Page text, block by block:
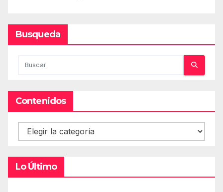
Busqueda
Contenidos
Contenidos
Lo Último